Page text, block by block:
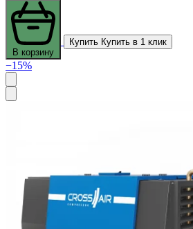
В корзину
Купить Купить в 1 клик
−15%